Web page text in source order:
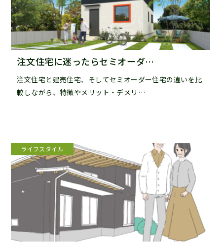
注文住宅に迷ったらセミオーダ…
注文住宅と建売住宅、そしてセミオーダー住宅の違いを比
較しながら、特徴やメリット・デメリ…
ライフスタイル